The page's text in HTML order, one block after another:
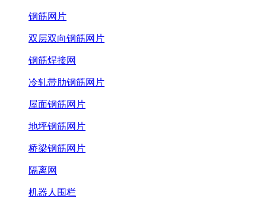
钢筋网片
双层双向钢筋网片
钢筋焊接网
冷轧带肋钢筋网片
屋面钢筋网片
地坪钢筋网片
桥梁钢筋网片
隔离网
机器人围栏